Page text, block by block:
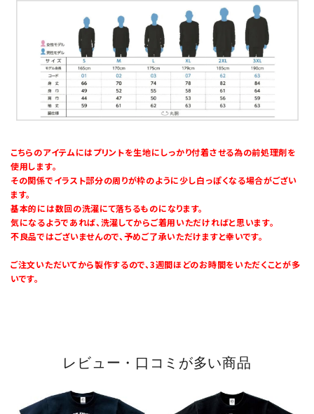
こちらのアイテムにはプリントを生地にしっかり付着させる為の前処理剤を
使用します。
その関係でイラスト部分の周りが枠のように少し白っぽくなる場合がござい
ます。
基本的には数回の洗濯にて落ちるものになります。
気になるようであれば、洗濯してからご着用いただければと思います。
不良品ではございませんので、予めご了承いただけますと幸いです。
ご注文いただいてから製作するので、3週間ほどのお時間をいただくことが多
いです。
レビュー・口コミが多い商品